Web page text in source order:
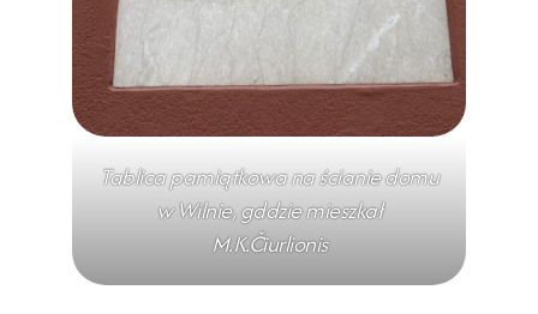
Tablica pamiątkowa na ścianie domu
w Wilnie, gddzie mieszkał
M.K.Čiurlionis